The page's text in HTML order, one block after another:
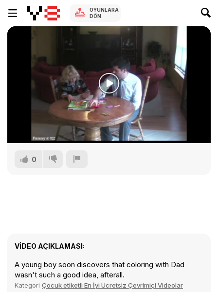
OYUNLARA
DÖN
0
VIDEO AÇIKLAMASI:
A young boy soon discovers that coloring with Dad
wasn't such a good idea, afterall.
Kategori Çocuk etiketli En İyi Ücretsiz Çevrimiçi Videolar